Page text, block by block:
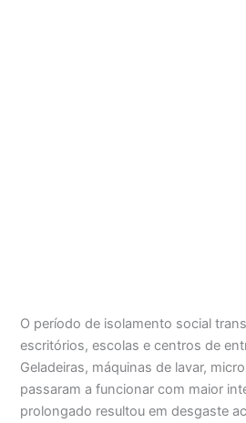
O período de isolamento social
escritórios, escolas e centros de
Geladeiras, máquinas de lavar,
passaram a funcionar com maior
prolongado resultou em desgaste